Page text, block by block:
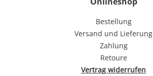
Bestellung
Versand und Lieferung
Zahlung
Retoure
Vertrag widerrufen